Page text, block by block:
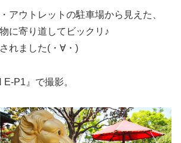
アウトレットの駐車場から見えた、
に寄り道してビックリ♪
れました(・∀・)
E-P1』で撮影。